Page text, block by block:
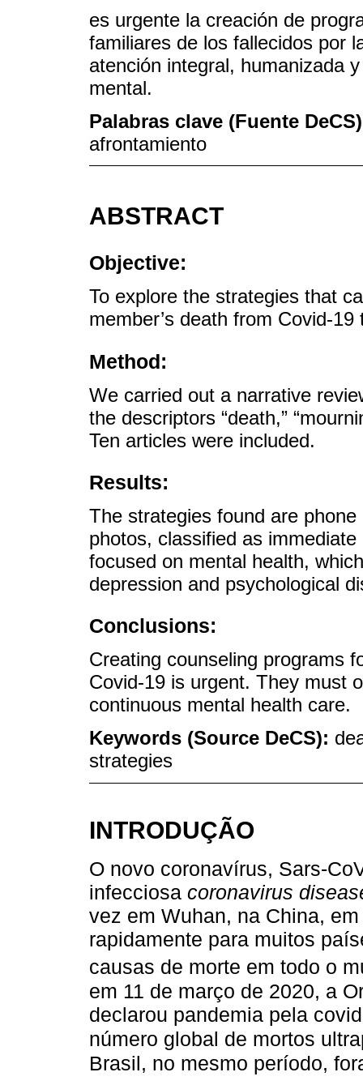
es urgente la creación de
familiares de los fallecidos por
atención integral, humanizada
mental.
Palabras clave (Fuente
afrontamiento
ABSTRACT
Objective:
To explore the strategies that
member’s death from Covid-
Method:
We carried out a narrative
the descriptors “death,”
Ten articles were included.
Results:
The strategies found are
photos, classified as
focused on mental health,
depression and psychological
Conclusions:
Creating counseling programs
Covid-19 is urgent. They must
continuous mental health care.
Keywords (Source DeCS):
strategies
INTRODUÇÃO
O novo coronavírus, Sars-
infecciosa coronavirus
vez em Wuhan, na China,
rapidamente para muitos
causas de morte em todo o
em 11 de março de 2020, a
declarou pandemia pela
número global de mortos
Brasil, no mesmo período,